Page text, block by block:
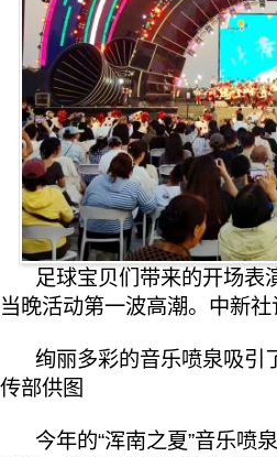
足球宝贝们带来的开场表
当晚活动第一波高潮。中新
绚丽多彩的音乐喷泉吸引
传部供图
今年的“浑南之夏”音乐喷